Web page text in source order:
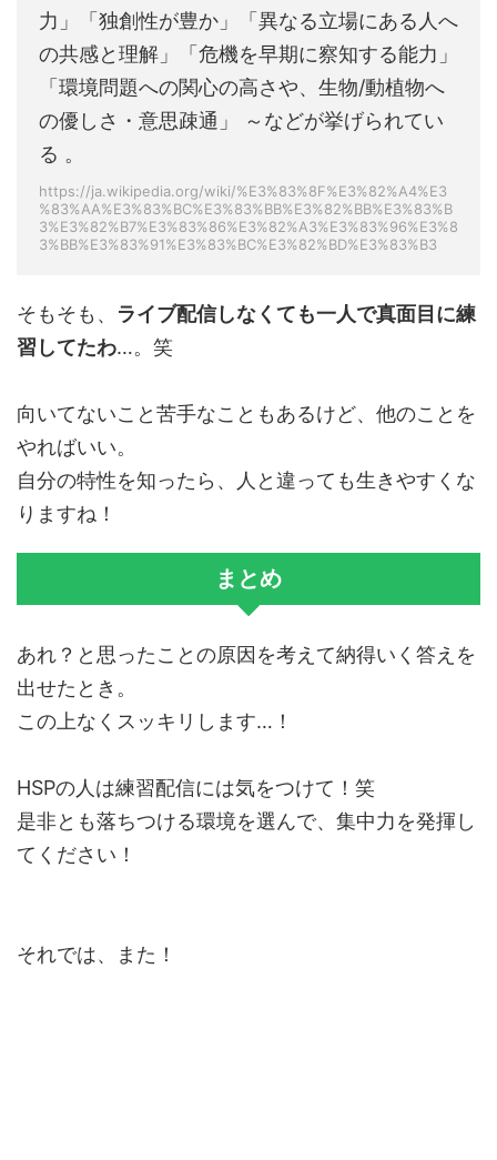
力」「独創性が豊か」「異なる立場にある人へ
の共感と理解」「危機を早期に察知する能力」
「環境問題への関心の高さや、生物/動植物へ
の優しさ・意思疎通」 ～などが挙げられてい
る 。
https://ja.wikipedia.org/wiki/%E3%83%8F%E3%82%A4%E3
%83%AA%E3%83%BC%E3%83%BB%E3%82%BB%E3%83%B
3%E3%82%B7%E3%83%86%E3%82%A3%E3%83%96%E3%8
3%BB%E3%83%91%E3%83%BC%E3%82%BD%E3%83%B3
そもそも、 ライブ配信しなくても一人で真面目に練
習してたわ…。笑
向いてないこと苦手なこともあるけど、他のことを
やればいい。
自分の特性を知ったら、人と違っても生きやすくな
りますね！
まとめ
あれ？と思ったことの原因を考えて納得いく答えを
出せたとき。
この上なくスッキリします…！
HSPの人は練習配信には気をつけて！笑
是非とも落ちつける環境を選んで、集中力を発揮し
てください！
それでは、また！